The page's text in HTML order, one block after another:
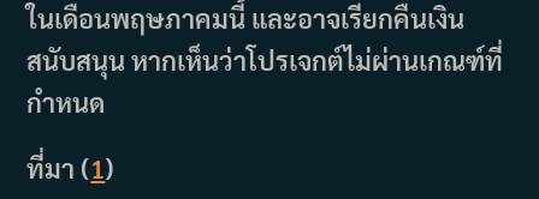
ในเดือนพฤษภาคมนี้ และอาจเรียกคืนเงิน
สนับสนุน หากเห็นว่าโปรเจกต์ไม่ผ่านเกณฑ์ที่
กำหนด
ที่มา (1)